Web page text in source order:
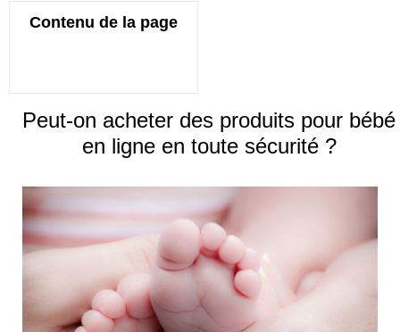
Contenu de la page
Peut-on acheter des produits pour bébé
en ligne en toute sécurité ?